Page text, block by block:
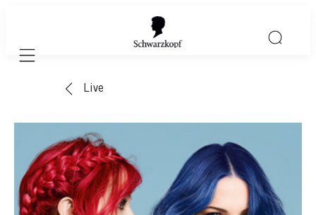
Mobile navigation
Live